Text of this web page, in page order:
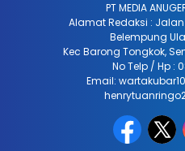
PT MEDIA
Alamat Redaksi :
Belempung
Kec Barong Tongkok,
No Telp / Hp :
Email: